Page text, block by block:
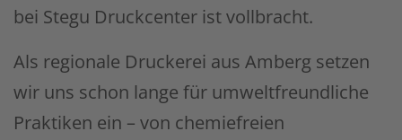
bei Stegu Druckcenter ist vollbracht.
Als regionale Druckerei aus Amberg setzen
wir uns schon lange für umweltfreundliche
Praktiken ein – von chemiefreien